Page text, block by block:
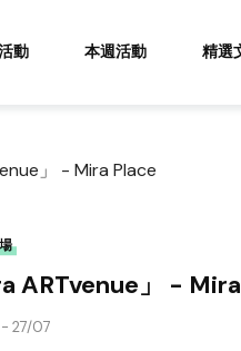
動 本週活動 精選
」 - Mira Place
ARTvenue」 -
27/07